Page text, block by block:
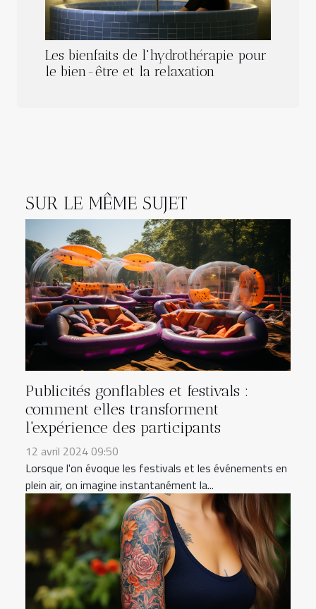
Les bienfaits de l'hydrothérapie pour
le bien-être et la relaxation
SUR LE MÊME SUJET
Publicités gonflables et festivals :
comment elles transforment
l'expérience des participants
12 avril 2024 09:50
Lorsque l'on évoque les festivals et les événements en
plein air, on imagine instantanément la...